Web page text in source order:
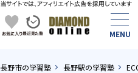
長野市の学習塾 長野駅の学習塾